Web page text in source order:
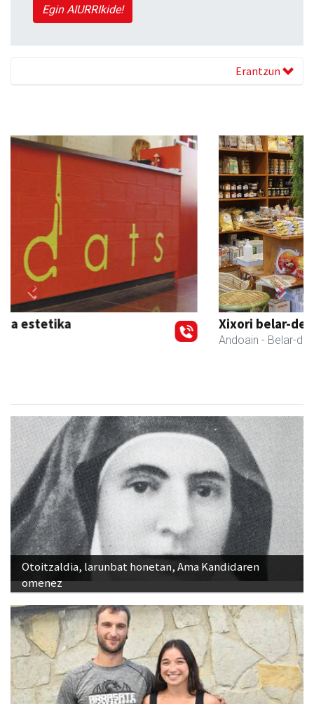
Egin AIURRIkide!
Erantzun
Xixori belar-denda
Previous Next
Otoitzaldia, larunbat honetan, Ama Kandidaren
omenez